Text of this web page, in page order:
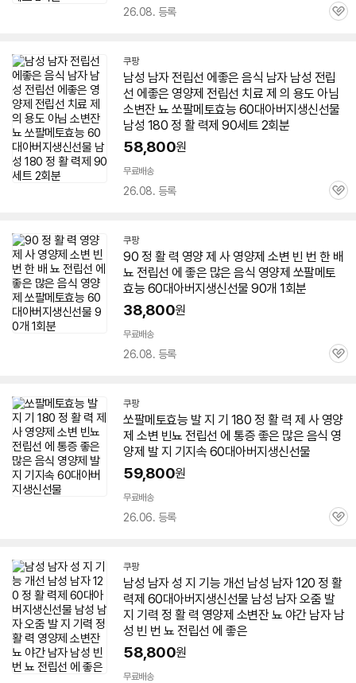
26.08. 등록
관
쿠팡
남성 남자 전립선 에좋은 음식 남자 남성 전립
선 에좋은 영양제 전립선 치료 제 의 용도 아님
소변잔 뇨 쏘팔메토효능 60대아버지생신선물
남성 180 정 활 력제 90세트 2회분
58,800원
무료배송
26.08. 등록
관
쿠팡
90 정 활 력 영양 제 사 영양제 소변 빈 번 한 배
뇨 전립선 에 좋은 많은 음식 영양제 쏘팔메토
효능 60대아버지생신선물 90개 1회분
38,800원
무료배송
26.08. 등록
관
쿠팡
쏘팔메토효능 발 지 기 180 정 활 력 제 사 영양
제 소변 빈뇨 전립선 에 통증 좋은 많은 음식 영
양제 발 지 기지속 60대아버지생신선물
59,800원
무료배송
26.06. 등록
관
쿠팡
남성 남자 성 지 기능 개선 남성 남자 120 정 활
력제 60대아버지생신선물 남성 남자 오줌 발
지 기력 정 활 력 영양제 소변잔 뇨 야간 남자 남
성 빈 번 뇨 전립선 에 좋은
58,800원
무료배송